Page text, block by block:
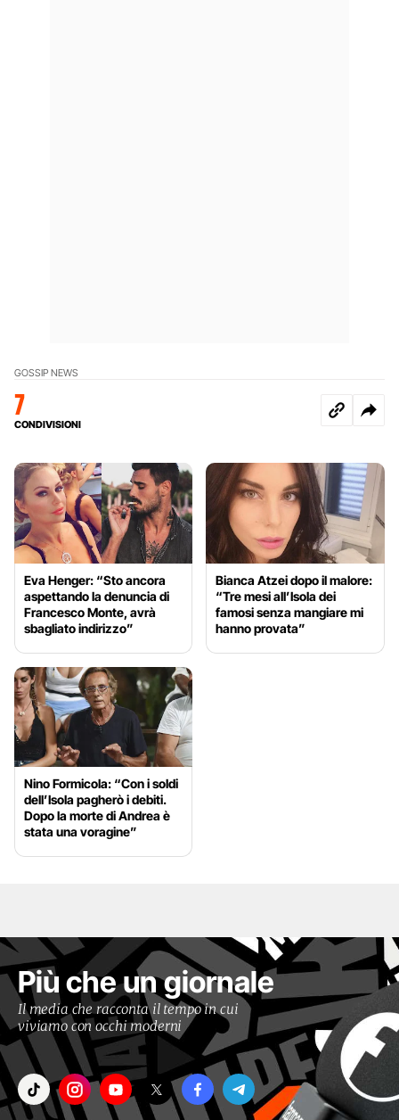
GOSSIP NEWS
7
CONDIVISIONI
Eva Henger: “Sto ancora
aspettando la denuncia di
Francesco Monte, avrà
sbagliato indirizzo”
Bianca Atzei dopo il malore:
“Tre mesi all’Isola dei
famosi senza mangiare mi
hanno provata”
Nino Formicola: “Con i soldi
dell’Isola pagherò i debiti.
Dopo la morte di Andrea è
stata una voragine”
Più che un giornale
Il media che racconta il tempo in cui
viviamo con occhi moderni